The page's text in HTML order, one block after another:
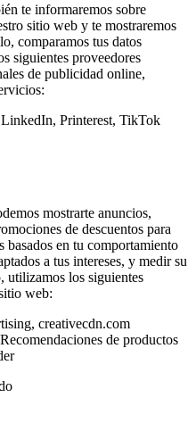
te informaremos sobre
sitio web y te mostraremos
comparamos tus datos
siguientes proveedores
de publicidad online,
Printerest, TikTok
mostrarte anuncios,
de descuentos para
en tu comportamiento
a tus intereses, y medir su
utilizamos los siguientes
web:
creativecdn.com
de productos